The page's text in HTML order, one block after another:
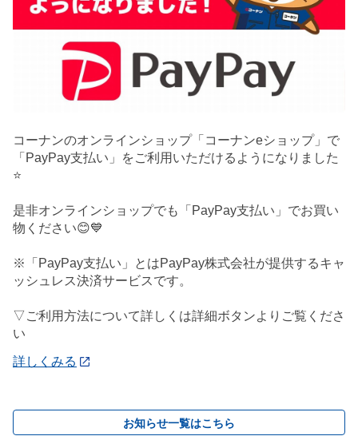
コーナンのオンラインショップ「コーナンeショップ」で
「PayPay支払い」をご利用いただけるようになりました
⭐
是非オンラインショップでも「PayPay支払い」でお買い
物ください😊💙
※「PayPay支払い」とはPayPay株式会社が提供するキャ
ッシュレス決済サービスです。
▽ご利用方法について詳しくは詳細ボタンよりご覧くださ
い
詳しくみる
お知らせ一覧はこちら